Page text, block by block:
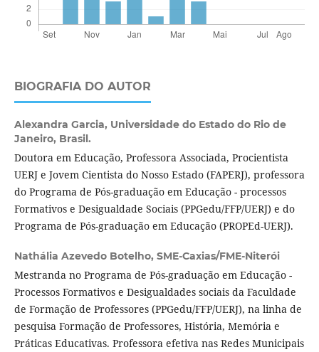
BIOGRAFIA DO AUTOR
Alexandra Garcia, Universidade do Estado do Rio de
Janeiro, Brasil.
Doutora em Educação, Professora Associada, Procientista
UERJ e Jovem Cientista do Nosso Estado (FAPERJ), professora
do Programa de Pós-graduação em Educação - processos
Formativos e Desigualdade Sociais (PPGedu/FFP/UERJ) e do
Programa de Pós-graduação em Educação (PROPEd-UERJ).
Nathália Azevedo Botelho, SME-Caxias/FME-Niterói
Mestranda no Programa de Pós-graduação em Educação -
Processos Formativos e Desigualdades sociais da Faculdade
de Formação de Professores (PPGedu/FFP/UERJ), na linha de
pesquisa Formação de Professores, História, Memória e
Práticas Educativas. Professora efetiva nas Redes Municipais